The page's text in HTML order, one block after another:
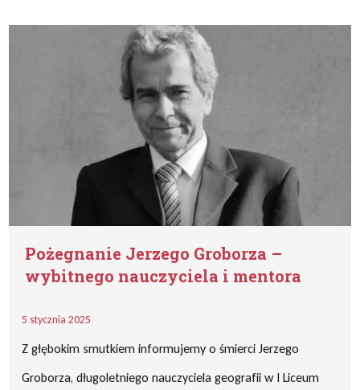
Pożegnanie Jerzego Groborza –
wybitnego nauczyciela i mentora
5 stycznia 2025
Z głębokim smutkiem informujemy o śmierci Jerzego
Groborza, długoletniego nauczyciela geografii w I Liceum